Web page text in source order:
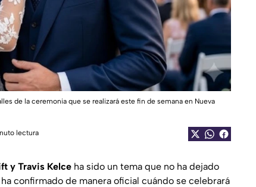
de la ceremonia que se realizará este fin de semana en Nueva
lectura
y Travis Kelce ha sido un tema que no ha dejado
confirmado de manera oficial cuándo se celebrará